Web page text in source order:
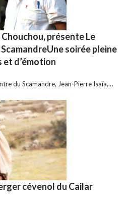
présente Le
soirée pleine
et d’émotion
du Scamandre, Jean-Pierre Isaïa,…
cévenol du Cailar